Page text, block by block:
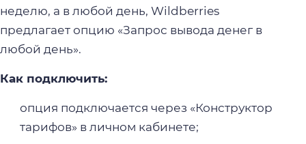
неделю, а в любой день, Wildberries
предлагает опцию «Запрос вывода денег в
любой день».
Как подключить:
опция подключается через «Конструктор
тарифов» в личном кабинете;